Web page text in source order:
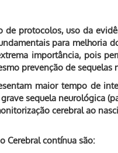
de protocolos, uso da
para melhoria
importância, pois
prevenção de sequelas
maior tempo de
sequela neurológica
cerebral ao
Cerebral contínua são: